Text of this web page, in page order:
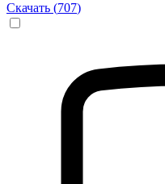
Скачать (707)